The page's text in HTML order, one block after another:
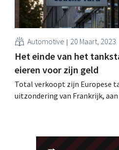
Automotive 20 Maart, 2023
Het einde van het
eieren voor zijn geld
Total verkoopt zijn Europese
uitzondering van Frankrijk, aan